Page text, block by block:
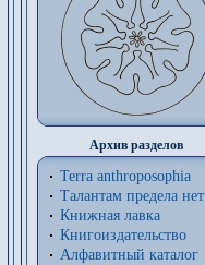
Архив разделов
Terra anthroposophia
Талантам предела нет
Книжная лавка
Книгоиздательство
Алфавитный каталог